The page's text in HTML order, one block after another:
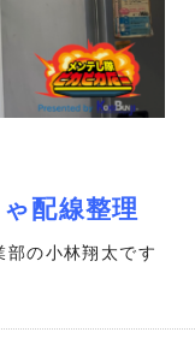
配線整理
の小林翔太です